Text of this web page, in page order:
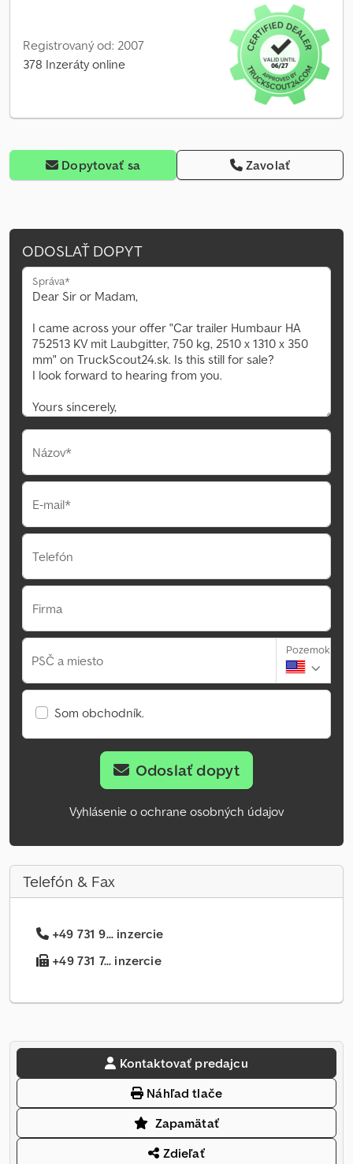
Registrovaný od: 2007
378 Inzeráty online
Dopytovať sa Zavolať
ODOSLAŤ DOPYT
Správa*
Názov*
E-mail*
Telefón
Firma
PSČ a miesto
Pozemok
Som obchodník.
Odoslať dopyt
Vyhlásenie o ochrane osobných údajov
Telefón & Fax
+49 731 9... inzercie
+49 731 7... inzercie
Kontaktovať predajcu
Náhľad tlače
Zapamätať
Zdieľať